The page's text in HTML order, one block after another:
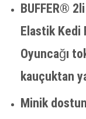
BUFFER®
Elastik Kedi
Oyuncağı
kauçuktan
Minik